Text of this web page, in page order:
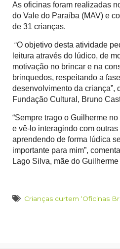
As oficinas foram realizadas
do Vale do Paraíba (MAV) e
de 31 crianças.
“O objetivo desta atividade
leitura através do lúdico, de
motivação no brincar e na
brinquedos, respeitando a
desenvolvimento da criança”,
Fundação Cultural, Bruno
“Sempre trago o Guilherme
e vê-lo interagindo com
aprendendo de forma lúdica
importante para mim”,
Lago Silva, mãe do
Crianças curtem ‘Oficinas